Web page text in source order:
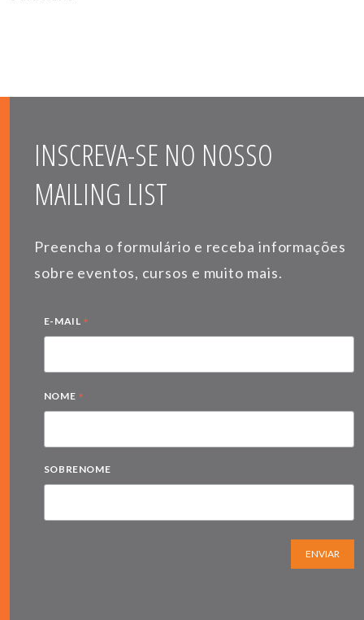
INSCREVA-SE NO NOSSO
MAILING LIST
Preencha o formulário e receba informações
sobre eventos, cursos e muito mais.
E-MAIL *
NOME *
SOBRENOME
ENVIAR